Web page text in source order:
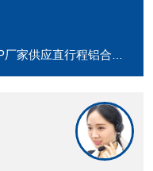
应直行程铝合金电动执行器